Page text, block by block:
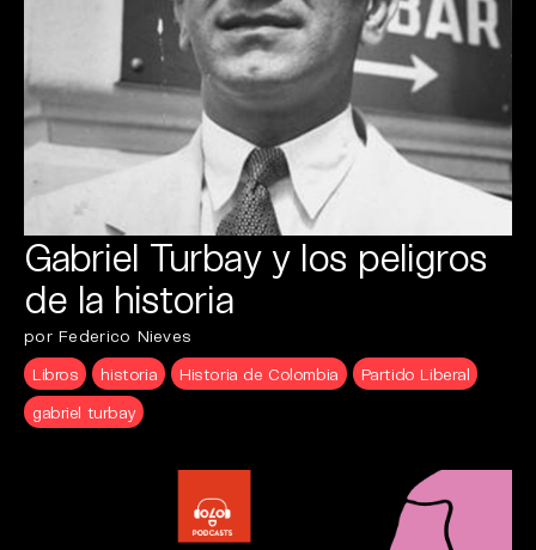
Gabriel Turbay y los peligros
de la historia
por Federico Nieves
Libros
historia Historia de Colombia
Partido Liberal
gabriel turbay